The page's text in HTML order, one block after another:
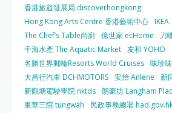
香港旅遊發展局 discoverhongkong
Hong Kong Arts Centre 香港藝術中心 IKEA
The Chef’s Table尚廚 億世家 ecHome
刀
千海水產 The Aquatic Market 友和 YOHO
名勝世界郵輪Resorts World Cruises 味珍
大昌行汽車 DCHMOTORS 安怡 Anlene
新
新觀塘駕駛學院 nktds 朗豪坊 Langham
東華三院 tungwah
民政事務總署